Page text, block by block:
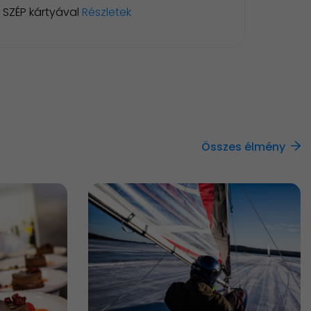
SZÉP kártyával Részletek
Összes élmény